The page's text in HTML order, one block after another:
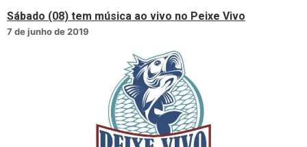
Sábado (08) tem música ao vivo no Peixe Vivo
7 de junho de 2019